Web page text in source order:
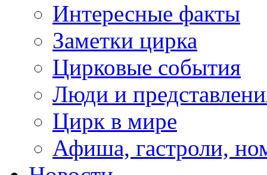
Интересные факты
Заметки цирка
Цирковые события
Люди и
Цирк в мире
Афиша, гастроли,